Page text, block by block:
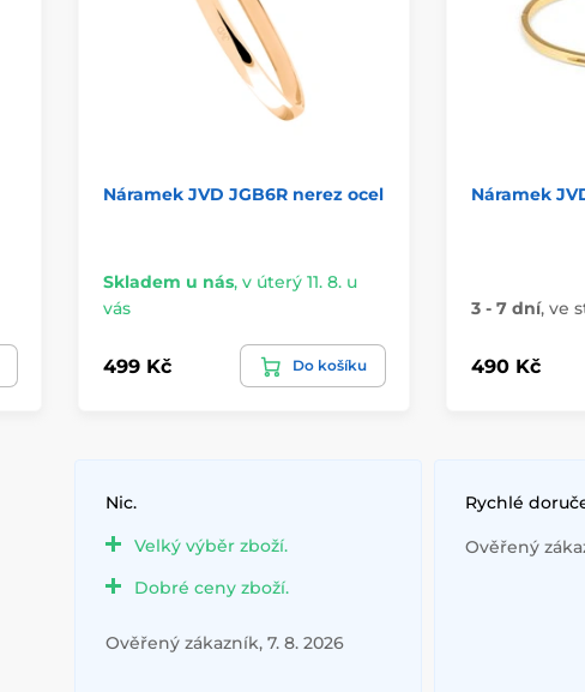
Náramek JVD JGB6R nerez ocel
Skladem u nás, v úterý 11. 8. u
vás
499 Kč Do košíku
Náramek
3 - 7 dní, ve
490 Kč
Nic.
Velký výběr zboží.
Dobré ceny zboží.
Ověřený zákazník, 7. 8. 2026
Rychlé
Ověřený